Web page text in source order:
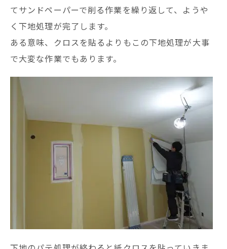
てサンドペーパーで削る作業を繰り返して、ようや
く下地処理が完了します。
ある意味、クロスを貼るよりもこの下地処理が大事
で大変な作業でもあります。